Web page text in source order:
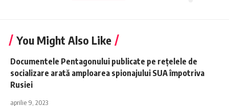
You Might Also Like
Documentele Pentagonului publicate pe rețelele de
socializare arată amploarea spionajului SUA împotriva
Rusiei
aprilie 9, 2023